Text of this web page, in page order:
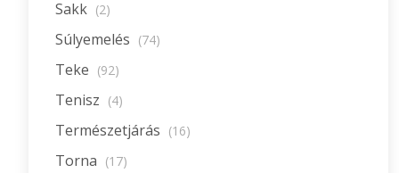
Sakk (2)
Súlyemelés (74)
Teke (92)
Tenisz (4)
Természetjárás (16)
Torna (17)